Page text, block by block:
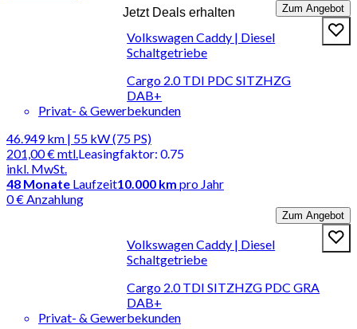
Jetzt Deals erhalten Zum Angebot
Volkswagen Caddy | Diesel
Schaltgetriebe
Cargo 2.0 TDI PDC SITZHZG
DAB+
Privat- & Gewerbekunden
46.949 km | 55 kW (75 PS)
201,00 €mtl.
inkl. MwSt.
Leasingfaktor: 0.75
48 Monate Laufzeit10.000 km pro Jahr
0 € Anzahlung
Zum Angebot
Volkswagen Caddy | Diesel
Schaltgetriebe
Cargo 2.0 TDI SITZHZG PDC GRA
DAB+
Privat- & Gewerbekunden